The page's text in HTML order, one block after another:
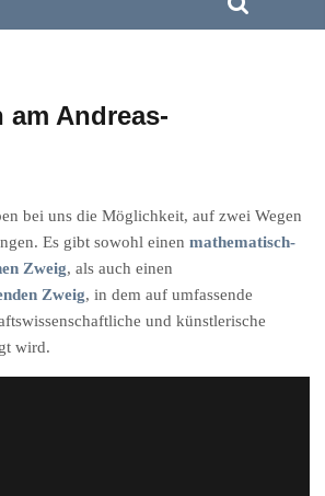
Andreas-
bei uns die Möglichkeit, auf zwei Wegen
Es gibt sowohl einenmathematisch-
Zweig, als auch einen
Zweig, in dem auf umfassende
und künstlerische
wird.